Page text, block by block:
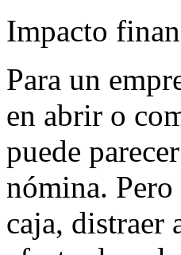
Impacto
Para un
en abrir o
puede
nómina.
caja, distraer